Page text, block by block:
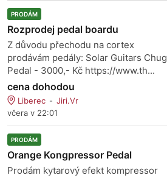
PRODÁM
Rozprodej pedal boardu
Z důvodu přechodu na cortex
prodávám pedály: Solar Guitars Chug
Pedal - 3000,- Kč https://www.th...
cena dohodou
Liberec
Jiri.Vr
včera v 22:01
PRODÁM
Orange Kongpressor Pedal
Prodám kytarový efekt kompressor